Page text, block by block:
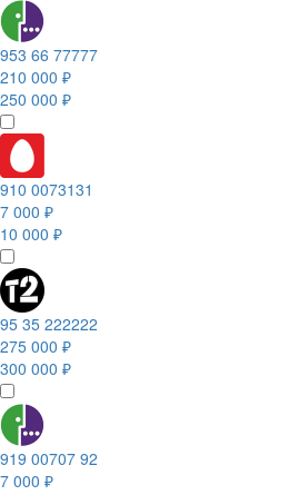
953 66 77777
210 000 ₽
250 000 ₽
910 0073131
7 000 ₽
10 000 ₽
95 35 222222
275 000 ₽
300 000 ₽
919 00707 92
7 000 ₽